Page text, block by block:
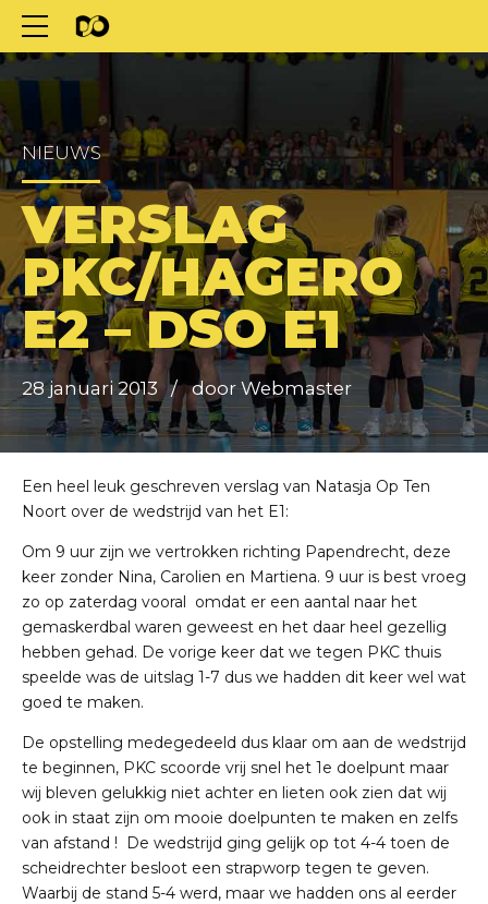
NIEUWS
VERSLAG
PKC/HAGERO
E2 – DSO E1
28 januari 2013 door Webmaster
Een heel leuk geschreven verslag van Natasja Op Ten
Noort over de wedstrijd van het E1:
Om 9 uur zijn we vertrokken richting Papendrecht, deze
keer zonder Nina, Carolien en Martiena. 9 uur is best vroeg
zo op zaterdag vooral omdat er een aantal naar het
gemaskerdbal waren geweest en het daar heel gezellig
hebben gehad. De vorige keer dat we tegen PKC thuis
speelde was de uitslag 1-7 dus we hadden dit keer wel wat
goed te maken.
De opstelling medegedeeld dus klaar om aan de wedstrijd
te beginnen, PKC scoorde vrij snel het 1e doelpunt maar
wij bleven gelukkig niet achter en lieten ook zien dat wij
ook in staat zijn om mooie doelpunten te maken en zelfs
van afstand ! De wedstrijd ging gelijk op tot 4-4 toen de
scheidrechter besloot een strapworp tegen te geven.
Waarbij de stand 5-4 werd, maar we hadden ons al eerder